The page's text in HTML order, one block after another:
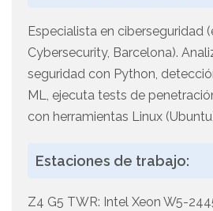
Especialista en ciberseguridad
Cybersecurity, Barcelona).
seguridad con Python,
ML, ejecuta tests de
con herramientas Linux
Estaciones de trabajo:
Z4 G5 TWR: Intel Xeon W5-